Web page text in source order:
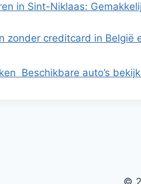
in Sint-Niklaas:
zonder creditcard in België
Beschikbare auto’s
©